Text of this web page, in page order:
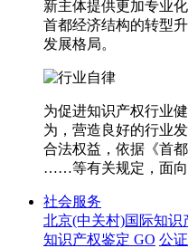
新主体提供更加专业
首都经济结构的转型
发展格局。
为促进知识产权行业
为，营造良好的行业
合法权益，依据《首
……等有关规定，面向
社会服务
北京(中关村)国际知识
知识产权鉴定 GO 公